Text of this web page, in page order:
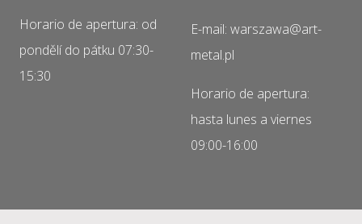
Horario de apertura: od
pondělí do pátku 07:30-
15:30
E-mail: warszawa@art-
metal.pl
Horario de apertura:
hasta lunes a viernes
09:00-16:00